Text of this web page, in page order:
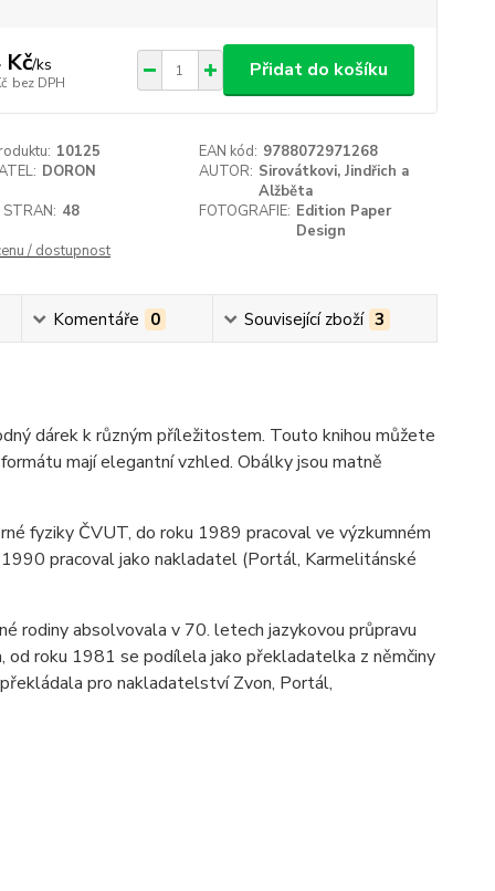
Kč/ks
bez DPH
Přidat do košíku
10125 EAN kód: 9788072971268
DORON AUTOR: Sirovátkovi, Jindřich a
Alžběta
48 FOTOGRAFIE: Edition Paper
Design
/ dostupnost
Komentáře 0 Související zboží 3
dárek k různým příležitostem. Touto knihou můžete
mají elegantní vzhled. Obálky jsou matně
fyziky ČVUT, do roku 1989 pracoval ve výzkumném
pracoval jako nakladatel (Portál, Karmelitánské
rodiny absolvovala v 70. letech jazykovou průpravu
od roku 1981 se podílela jako překladatelka z němčiny
pro nakladatelství Zvon, Portál,